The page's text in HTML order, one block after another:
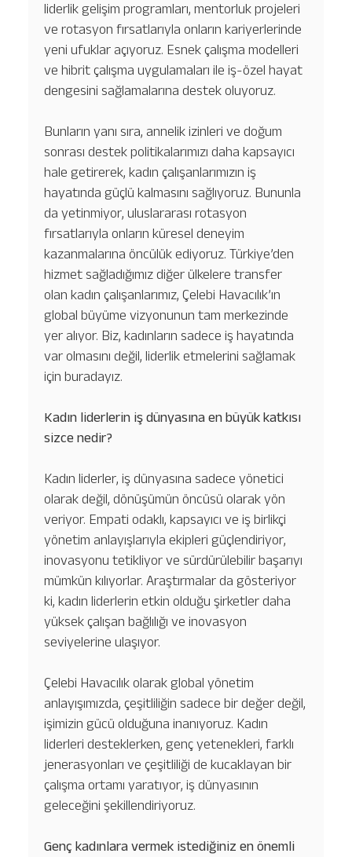
liderlik gelişim programları, mentorluk projeleri
ve rotasyon fırsatlarıyla onların kariyerlerinde
yeni ufuklar açıyoruz. Esnek çalışma modelleri
ve hibrit çalışma uygulamaları ile iş-özel hayat
dengesini sağlamalarına destek oluyoruz.
Bunların yanı sıra, annelik izinleri ve doğum
sonrası destek politikalarımızı daha kapsayıcı
hale getirerek, kadın çalışanlarımızın iş
hayatında güçlü kalmasını sağlıyoruz. Bununla
da yetinmiyor, uluslararası rotasyon
fırsatlarıyla onların küresel deneyim
kazanmalarına öncülük ediyoruz. Türkiye’den
hizmet sağladığımız diğer ülkelere transfer
olan kadın çalışanlarımız, Çelebi Havacılık’ın
global büyüme vizyonunun tam merkezinde
yer alıyor. Biz, kadınların sadece iş hayatında
var olmasını değil, liderlik etmelerini sağlamak
için buradayız.
Kadın liderlerin iş dünyasına en büyük katkısı
sizce nedir?
Kadın liderler, iş dünyasına sadece yönetici
olarak değil, dönüşümün öncüsü olarak yön
veriyor. Empati odaklı, kapsayıcı ve iş birlikçi
yönetim anlayışlarıyla ekipleri güçlendiriyor,
inovasyonu tetikliyor ve sürdürülebilir başarıyı
mümkün kılıyorlar. Araştırmalar da gösteriyor
ki, kadın liderlerin etkin olduğu şirketler daha
yüksek çalışan bağlılığı ve inovasyon
seviyelerine ulaşıyor.
Çelebi Havacılık olarak global yönetim
anlayışımızda, çeşitliliğin sadece bir değer değil,
işimizin gücü olduğuna inanıyoruz. Kadın
liderleri desteklerken, genç yetenekleri, farklı
jenerasyonları ve çeşitliliği de kucaklayan bir
çalışma ortamı yaratıyor, iş dünyasının
geleceğini şekillendiriyoruz.
Genç kadınlara vermek istediğiniz en önemli